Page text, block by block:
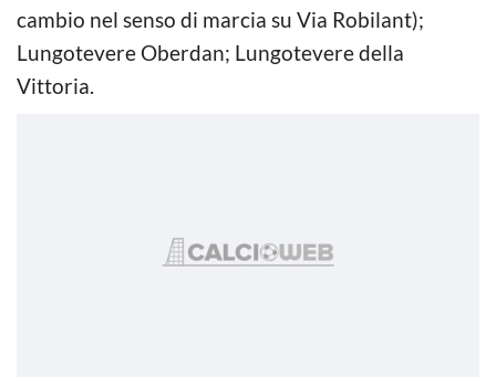
cambio nel senso di marcia su Via Robilant);
Lungotevere Oberdan; Lungotevere della
Vittoria.